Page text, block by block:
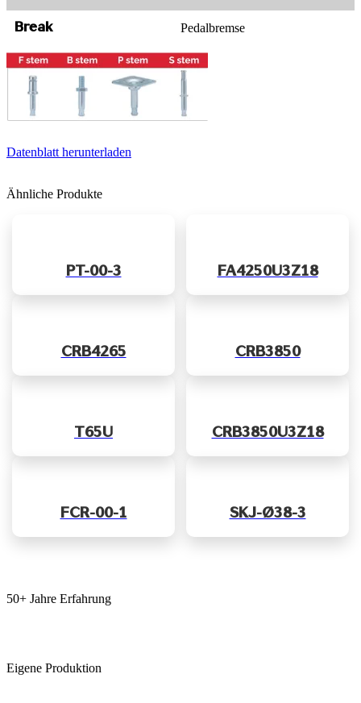
Break Pedalbremse
Datenblatt herunterladen
Ähnliche Produkte
PT-00-3 FA4250U3Z18
CRB4265 CRB3850
T65U CRB3850U3Z18
FCR-00-1 SKJ-Ø38-3
50+ Jahre Erfahrung
Eigene Produktion